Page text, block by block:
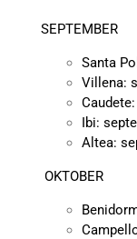
SEPTEMBER
Santa
Villena:
Ibi:
Altea:
OKTOBER